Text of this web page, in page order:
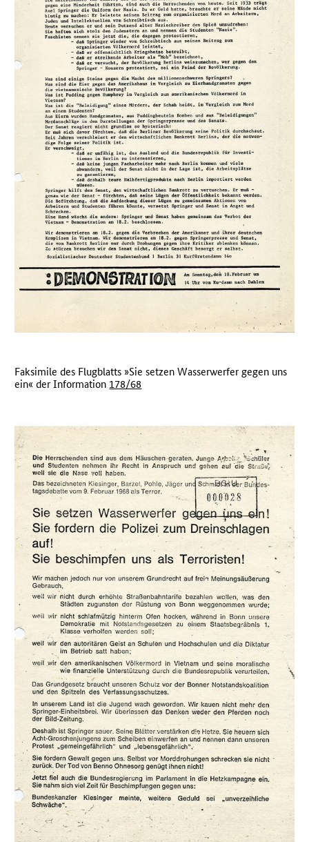
Faksimile des Flugblatts »Sie setzen Wasserwerfer gegen uns
ein« der Information 178/68